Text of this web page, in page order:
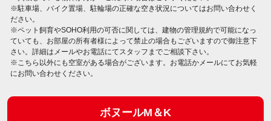
※駐車場、バイク置場、駐輪場の正確な空き状況についてはお問い合わせく
ださい。
※ペット飼育やSOHO利用の可否に関しては、建物の管理規約で可能になっ
ていても、お部屋の所有者様によって禁止の場合もございますので御注意下
さい。詳細はメールやお電話にてスタッフまでご相談下さい。
※こちら以外にも空室がある場合がございます。お電話かメールにてお気軽
にお問い合わせください。
ボヌールM＆K